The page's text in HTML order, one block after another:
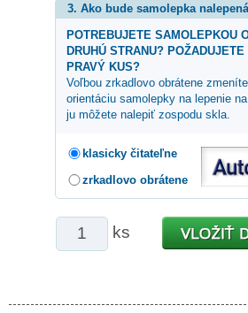
3. Ako bude samolepka
POTREBUJETE SAMOLEPKOU
DRUHÚ STRANU?
PRAVÝ KUS?
Voľbou zrkadlovo obrátene
orientáciu samolepky na lepenie
ju môžete nalepiť zospodu skla.
klasicky čitateľne
zrkadlovo obrátene
ks